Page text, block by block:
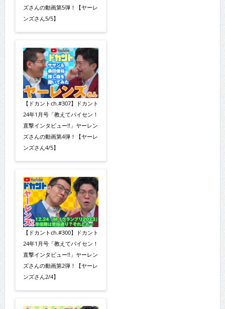
ズさんの動画第5弾！【ヤーレ
ンズさん5/5】
【ドカントch.#307】ドカント
24年1月号「教えてパイセン！
直撃インタビュー!!」ヤーレン
ズさんの動画第4弾！【ヤーレ
ンズさん4/5】
【ドカントch.#300】ドカント
24年1月号「教えてパイセン！
直撃インタビュー!!」ヤーレン
ズさんの動画第2弾！【ヤーレ
ンズさん2/4】